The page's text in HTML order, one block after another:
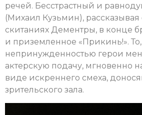
речей. Бесстрастный и
(Михаил Кузьмин),
скитаниях Дементры, в конце
и приземленное «Прикинь!».
непринужденностью герои
актерскую подачу, мгновенно
виде искреннего смеха,
зрительского зала.